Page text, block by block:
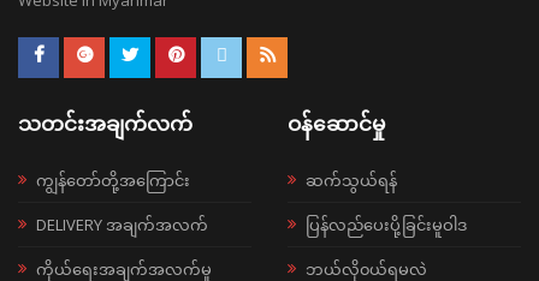
သတင်းအချက်လက်
ကျွန်တော်တို့အကြောင်း
DELIVERY အချက်အလက်
ကိုယ်ရေးအချက်အလက်မူ
ဝန်ဆောင်မှု
ဆက်သွယ်ရန်
ပြန်လည်ပေးပို့ခြင်းမူဝါဒ
ဘယ်လို၀ယ်ရမလဲ